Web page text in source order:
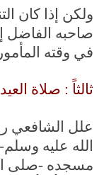
ولكن إذا كان
صاحبه الفاضل
في وقته
ثالثاً : صلاة
علل الشافعي
الله عليه
مسجده -صلى